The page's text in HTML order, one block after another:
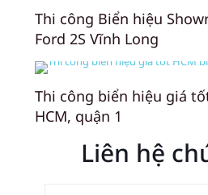
Thi công Biển hiệu
Ford 2S Vĩnh Long
Thi công biển hiệu giá
HCM, quận 1
Liên hệ